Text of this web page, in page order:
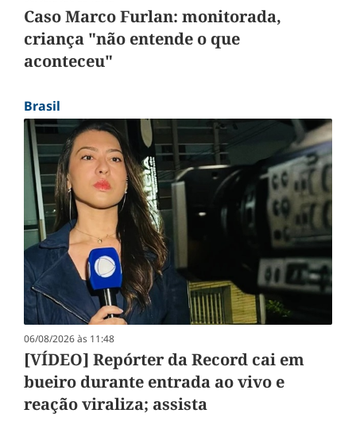
Caso Marco Furlan: monitorada,
criança "não entende o que
aconteceu"
Brasil
06/08/2026 às 11:48
[VÍDEO] Repórter da Record cai em
bueiro durante entrada ao vivo e
reação viraliza; assista